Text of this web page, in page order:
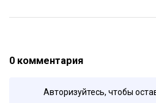
0 комментария
Авторизуйтесь, чтобы